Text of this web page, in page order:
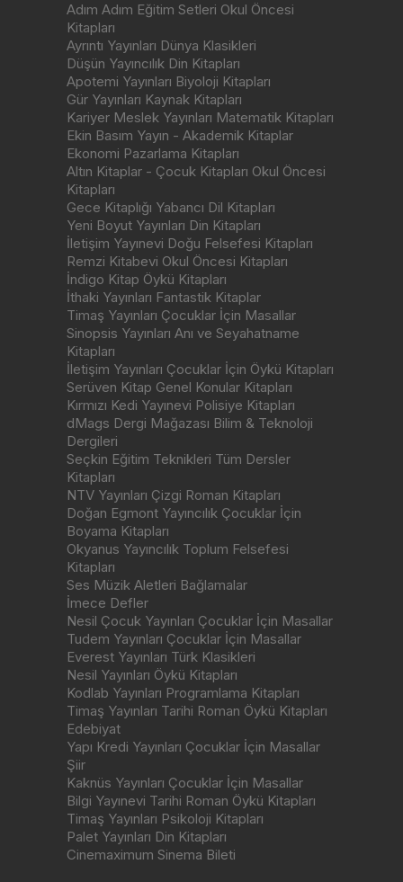
Adım Adım Eğitim Setleri Okul Öncesi
Kitapları
Ayrıntı Yayınları Dünya Klasikleri
Düşün Yayıncılık Din Kitapları
Apotemi Yayınları Biyoloji Kitapları
Gür Yayınları Kaynak Kitapları
Kariyer Meslek Yayınları Matematik Kitapları
Ekin Basım Yayın - Akademik Kitaplar
Ekonomi Pazarlama Kitapları
Altın Kitaplar - Çocuk Kitapları Okul Öncesi
Kitapları
Gece Kitaplığı Yabancı Dil Kitapları
Yeni Boyut Yayınları Din Kitapları
İletişim Yayınevi Doğu Felsefesi Kitapları
Remzi Kitabevi Okul Öncesi Kitapları
İndigo Kitap Öykü Kitapları
İthaki Yayınları Fantastik Kitaplar
Timaş Yayınları Çocuklar İçin Masallar
Sinopsis Yayınları Anı ve Seyahatname
Kitapları
İletişim Yayınları Çocuklar İçin Öykü Kitapları
Serüven Kitap Genel Konular Kitapları
Kırmızı Kedi Yayınevi Polisiye Kitapları
dMags Dergi Mağazası Bilim & Teknoloji
Dergileri
Seçkin Eğitim Teknikleri Tüm Dersler
Kitapları
NTV Yayınları Çizgi Roman Kitapları
Doğan Egmont Yayıncılık Çocuklar İçin
Boyama Kitapları
Okyanus Yayıncılık Toplum Felsefesi
Kitapları
Ses Müzik Aletleri Bağlamalar
İmece Defler
Nesil Çocuk Yayınları Çocuklar İçin Masallar
Tudem Yayınları Çocuklar İçin Masallar
Everest Yayınları Türk Klasikleri
Nesil Yayınları Öykü Kitapları
Kodlab Yayınları Programlama Kitapları
Timaş Yayınları Tarihi Roman Öykü Kitapları
Edebiyat
Yapı Kredi Yayınları Çocuklar İçin Masallar
Şiir
Kaknüs Yayınları Çocuklar İçin Masallar
Bilgi Yayınevi Tarihi Roman Öykü Kitapları
Timaş Yayınları Psikoloji Kitapları
Palet Yayınları Din Kitapları
Cinemaximum Sinema Bileti